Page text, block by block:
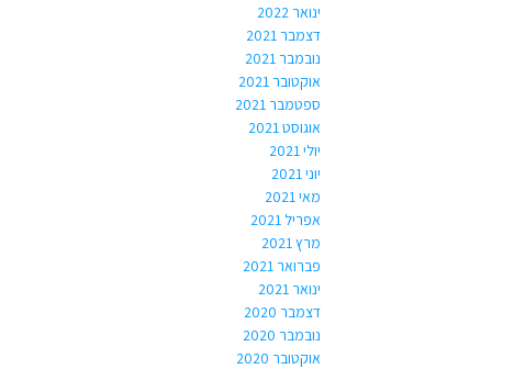
ינואר 2022
דצמבר 2021
נובמבר 2021
אוקטובר 2021
ספטמבר 2021
אוגוסט 2021
יולי 2021
יוני 2021
מאי 2021
אפריל 2021
מרץ 2021
פברואר 2021
ינואר 2021
דצמבר 2020
נובמבר 2020
אוקטובר 2020